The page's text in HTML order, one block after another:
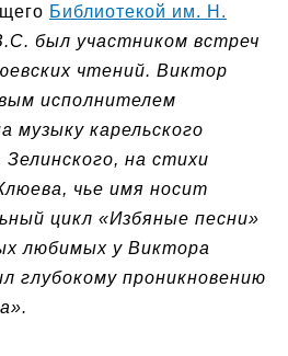
Библиотекой им. Н.
был участником встреч
чтений. Виктор
исполнителем
музыку карельского
на стихи
чье имя носит
цикл «Избяные песни»
любимых у Виктора
глубокому проникновению